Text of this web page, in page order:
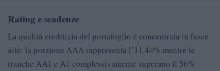
Rating e scadenze
La qualità creditizia del portafoglio è concentrata in fasce
alte: la porzione AAA rappresenta l’11,44% mentre le
tranche AA1 e A1 complessivamente superano il 56%